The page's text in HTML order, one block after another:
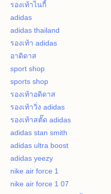
รองเท้าไนกี้
adidas
adidas thailand
รองเท้า adidas
อาดิดาส
sport shop
sports shop
รองเท้าอดิดาส
รองเท้าวิ่ง adidas
รองเท้าสตั๊ด adidas
adidas stan smith
adidas ultra boost
adidas yeezy
nike air force 1
nike air force 1 07